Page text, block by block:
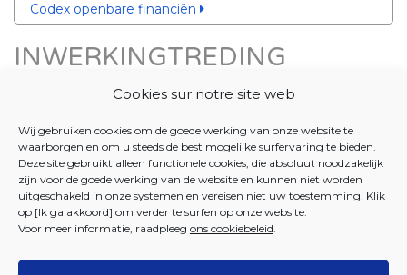
Cookies sur notre site web
Wij gebruiken cookies om de goede werking van onze website te
waarborgen en om u steeds de best mogelijke surfervaring te bieden.
Deze site gebruikt alleen functionele cookies, die absoluut noodzakelijk
zijn voor de goede werking van de website en kunnen niet worden
uitgeschakeld in onze systemen en vereisen niet uw toestemming. Klik
op [Ik ga akkoord] om verder te surfen op onze website.
Voor meer informatie, raadpleeg ons cookiebeleid.
Codex openbare financiën
INWERKINGTREDING
ORDONNANTIE IRISCARE
van inwerkingtreding van de ordonnantie van 23 maart
2017 houdende de oprichting van de bicommunautaire
Dienst voor Gezondheid, Bijstand aan personen en
Gezinsbijslag, en van de maatschappelijke zetel van de
bicommunautaire Dienst voor Gezondheid, Bijstand
aan personen en Gezinsbijslag